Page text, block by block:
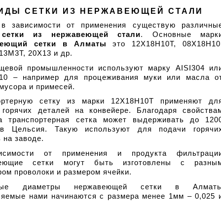
СЕТКИ ИЗ НЕРЖАВЕЮЩЕЙ СТАЛИ
зависимости от применения существую
сетки из нержавеющей стали
сетки в Алматы
это 12Х18Н10Т,
20Х13 и др.
промышленности используют марку AISI304
– например для процеживания муки или масла
и примесей.
сетку из марки 12Х18Н10Т применяют
деталей на конвейере. Благодаря
транспортерная сетка может выдерживать до
Цельсия. Такую используют для подачи
на заводе.
от применения и продукта
сетки могут быть изготовлены с
проволоки и размером ячейки.
диаметры нержавеющей сетки в
нами начинаются с размера менее 1мм – 0,025